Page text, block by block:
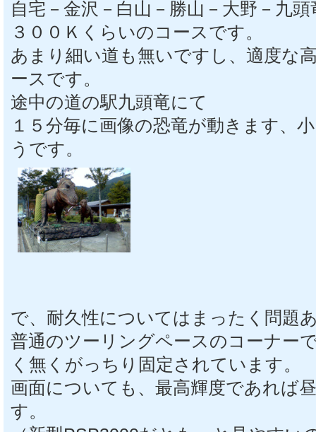
自宅－金沢－白山－勝山－大野－九
３００Ｋくらいのコースです。
あまり細い道も無いですし、適度な
ースです。
途中の道の駅九頭竜にて
１５分毎に画像の恐竜が動きます、
うです。
で、耐久性についてはまったく問題
普通のツーリングペースのコーナー
く無くがっちり固定されています。
画面についても、最高輝度であれば
す。